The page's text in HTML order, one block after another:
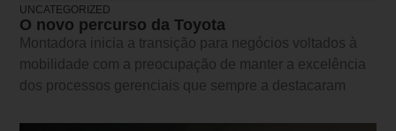
UNCATEGORIZED
O novo percurso da Toyota
Montadora inicia a transição para negócios voltados à
mobilidade com a preocupação de manter a excelência
dos processos gerenciais que sempre a destacaram